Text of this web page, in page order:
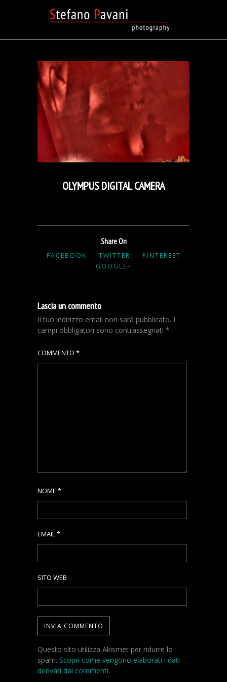
OLYMPUS DIGITAL CAMERA
Share On
FACEBOOK TWITTER
PINTEREST
GOOGLE+
Lascia un commento
Il tuo indirizzo email non sarà pubblicato. I
campi obbligatori sono contrassegnati *
COMMENTO *
NOME *
EMAIL*
SITO WEB
Questo sito utilizza Akismet per ridurre lo
spam. Scopri come vengono elaborati i dati
derivati dai commenti.